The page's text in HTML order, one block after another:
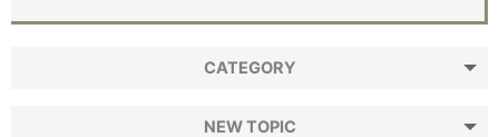
CATEGORY
NEW TOPIC